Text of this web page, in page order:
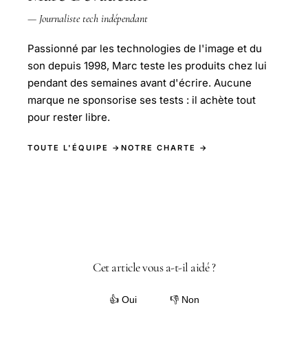
— Journaliste tech indépendant
Passionné par les technologies de l'image et du
son depuis 1998, Marc teste les produits chez lui
pendant des semaines avant d'écrire. Aucune
marque ne sponsorise ses tests : il achète tout
pour rester libre.
TOUTE L'ÉQUIPE → NOTRE CHARTE →
Cet article vous a-t-il aidé ?
👍 Oui 👎 Non